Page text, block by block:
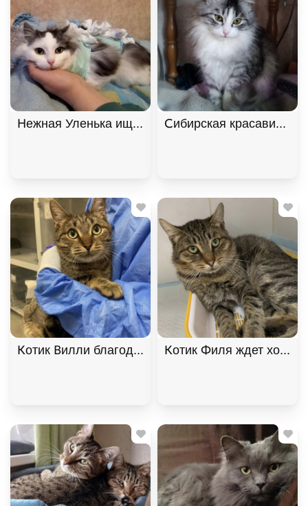
Нежная Уленька ищет дом, 8 мес. В дар!,
Сибирская красавица
Котик Вилли благодарный и ласковый ищет
Котик Филя ждет